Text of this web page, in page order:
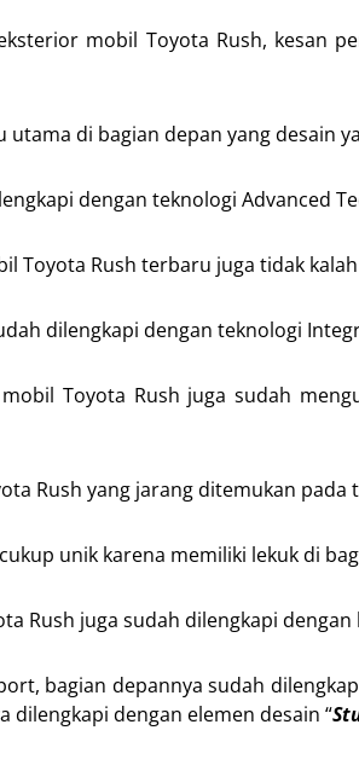
mobil Toyota Rush, kesan
di bagian depan yang desain
dengan teknologi Advanced
Toyota Rush terbaru juga tidak
dilengkapi dengan teknologi
Toyota Rush juga sudah
Rush yang jarang ditemukan
unik karena memiliki lekuk di
Rush juga sudah dilengkapi
bagian depannya sudah
dilengkapi dengan elemen desain “